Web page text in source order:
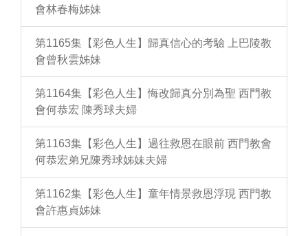
會林春梅姊妹
第1165集【彩色人生】歸真信心的考驗 上巴陵教
會曾秋雲姊妹
第1164集【彩色人生】悔改歸真分別為聖 西門教
會何恭宏 陳秀球夫婦
第1163集【彩色人生】過往救恩在眼前 西門教會
何恭宏弟兄陳秀球姊妹夫婦
第1162集【彩色人生】童年情景救恩浮現 西門教
會許惠貞姊妹